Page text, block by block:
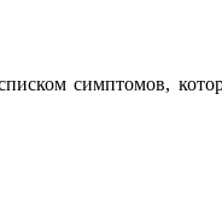
симптомов,